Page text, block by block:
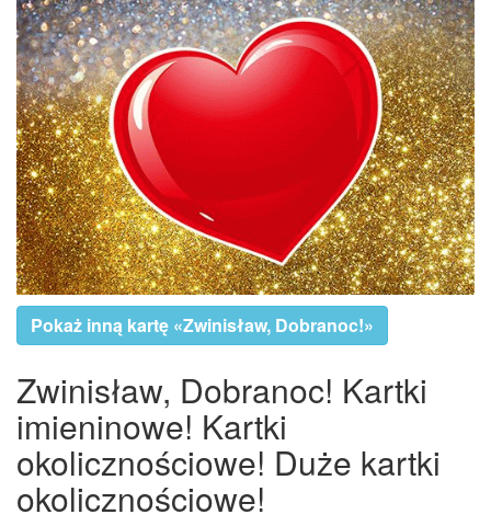
Pokaż inną kartę «Zwinisław, Dobranoc!»
Zwinisław, Dobranoc! Kartki
imieninowe! Kartki
okolicznościowe! Duże kartki
okolicznościowe!